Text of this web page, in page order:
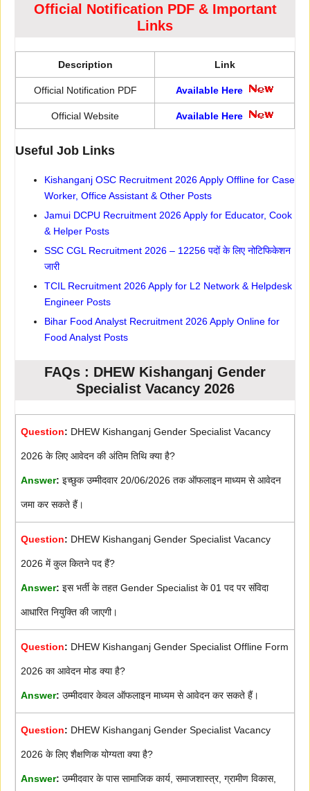
Official Notification PDF & Important
Links
Description Link
Official Notification PDF Available Here
Official Website Available Here
Useful Job Links
Kishanganj OSC Recruitment 2026 Apply Offline for Case
Worker, Office Assistant & Other Posts
Jamui DCPU Recruitment 2026 Apply for Educator, Cook
& Helper Posts
SSC CGL Recruitment 2026 – 12256 पदों के लिए नोटिफिकेशन
जारी
TCIL Recruitment 2026 Apply for L2 Network & Helpdesk
Engineer Posts
Bihar Food Analyst Recruitment 2026 Apply Online for
Food Analyst Posts
FAQs : DHEW Kishanganj Gender
Specialist Vacancy 2026
Question: DHEW Kishanganj Gender Specialist Vacancy
2026 के लिए आवेदन की अंतिम तिथि क्या है?
Answer: इच्छुक उम्मीदवार 20/06/2026 तक ऑफलाइन माध्यम से आवेदन
जमा कर सकते हैं।
Question: DHEW Kishanganj Gender Specialist Vacancy
2026 में कुल कितने पद हैं?
Answer: इस भर्ती के तहत Gender Specialist के 01 पद पर संविदा
आधारित नियुक्ति की जाएगी।
Question: DHEW Kishanganj Gender Specialist Offline Form
2026 का आवेदन मोड क्या है?
Answer: उम्मीदवार केवल ऑफलाइन माध्यम से आवेदन कर सकते हैं।
Question: DHEW Kishanganj Gender Specialist Vacancy
2026 के लिए शैक्षणिक योग्यता क्या है?
Answer: उम्मीदवार के पास सामाजिक कार्य, समाजशास्त्र, ग्रामीण विकास,